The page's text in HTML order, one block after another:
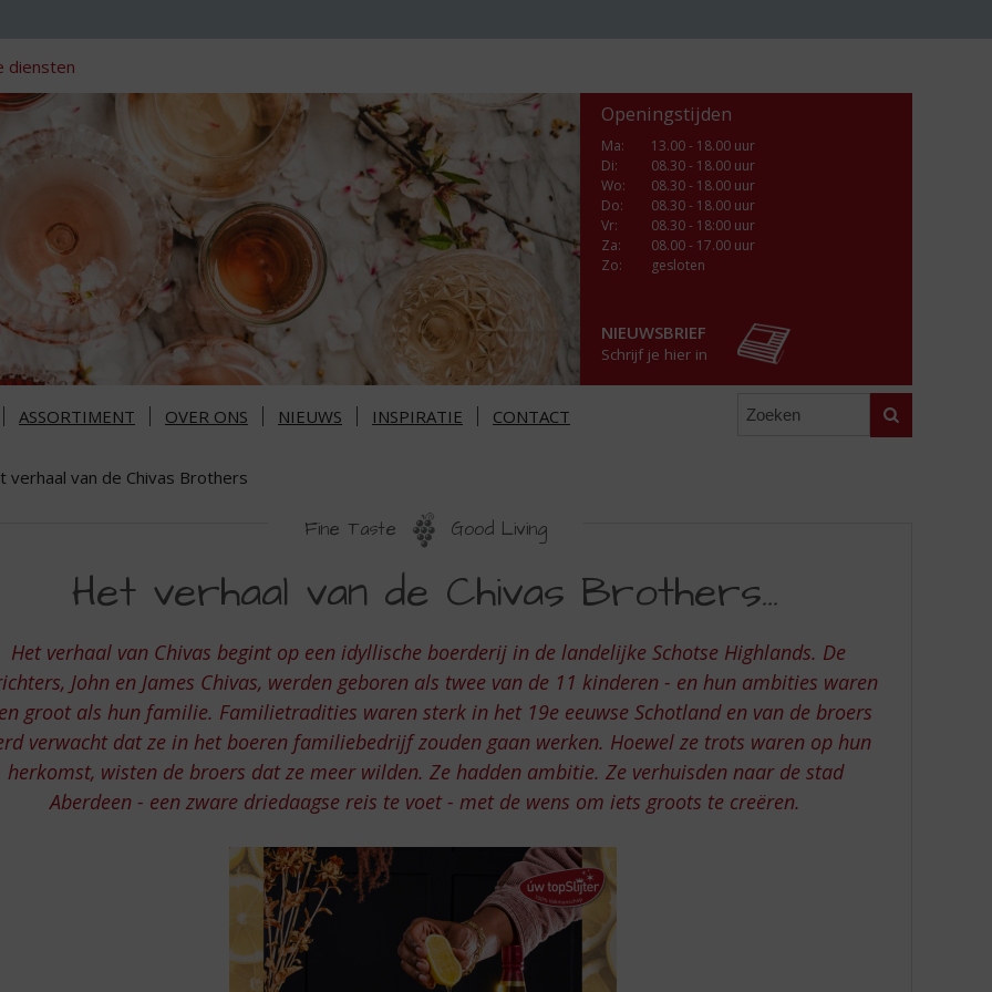
diensten
Openingstijden
Ma:
13.00 - 18.00 uur
Di:
08.30 - 18.00 uur
Wo:
08.30 - 18.00 uur
Do:
08.30 - 18.00 uur
Vr:
08.30 - 18:00 uur
Za:
08.00 - 17.00 uur
Zo:
gesloten
NIEUWSBRIEF
Schrijf je hier in
ASSORTIMENT OVER ONS NIEUWS INSPIRATIE CONTACT Zoeken
verhaal van de Chivas Brothers
Fine Taste Good Living
Het verhaal van de Chivas Brothers...
Het verhaal van Chivas begint op een idyllische boerderij in de landelijke Schotse Highlands. De
John en James Chivas, werden geboren als twee van de 11 kinderen - en hun ambities waren
groot als hun familie. Familietradities waren sterk in het 19e eeuwse Schotland en van de broers
verwacht dat ze in het boeren familiebedrijf zouden gaan werken. Hoewel ze trots waren op hun
herkomst, wisten de broers dat ze meer wilden. Ze hadden ambitie. Ze verhuisden naar de stad
Aberdeen - een zware driedaagse reis te voet - met de wens om iets groots te creëren.